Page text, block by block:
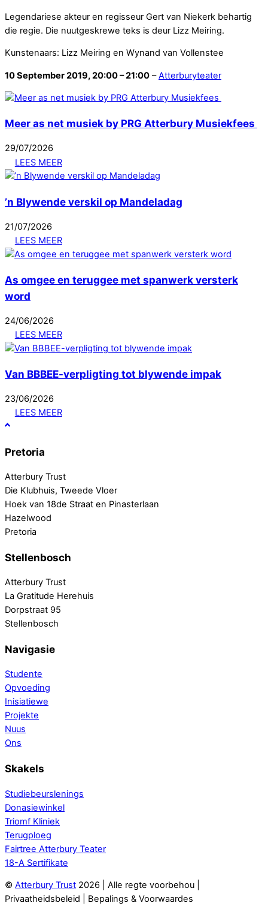
Legendariese akteur en regisseur Gert van Niekerk behartig
die regie. Die nuutgeskrewe teks is deur Lizz Meiring.
Kunstenaars: Lizz Meiring en Wynand van Vollenstee
10 September 2019, 20:00 – 21:00 –Atterburyteater
Meer as net musiek by PRG Atterbury Musiekfees
29/07/2026
LEES MEER
’n Blywende verskil op Mandeladag
21/07/2026
LEES MEER
As omgee en teruggee met spanwerk versterk
word
24/06/2026
LEES MEER
Van BBBEE-verpligting tot blywende impak
23/06/2026
LEES MEER
Pretoria
Atterbury Trust
Die Klubhuis, Tweede Vloer
Hoek van 18de Straat en Pinasterlaan
Hazelwood
Pretoria
Stellenbosch
Atterbury Trust
La Gratitude Herehuis
Dorpstraat 95
Stellenbosch
Navigasie
Studente
Opvoeding
Inisiatiewe
Projekte
Nuus
Ons
Skakels
Studiebeurslenings
Donasiewinkel
Triomf Kliniek
Terugploeg
Fairtree Atterbury Teater
18-A Sertifikate
© Atterbury Trust 2026 | Alle regte voorbehou |
Privaatheidsbeleid | Bepalings & Voorwaardes